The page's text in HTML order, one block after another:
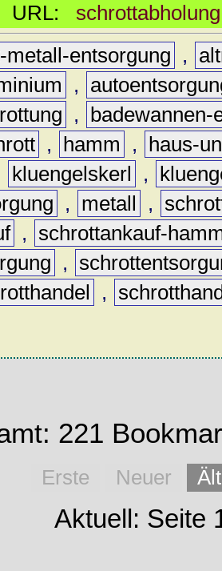
URL:
metall-entsorgung ,
,
,
badewannen-
, hamm ,
haus-
kluengelskerl ,
, metall ,
,
schrottankauf-
,
,
221
Erste Neuer
Aktuell: Seite